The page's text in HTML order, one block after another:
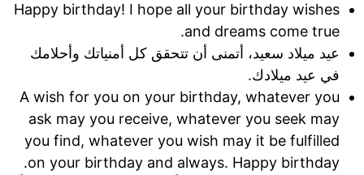
Happy birthday! I hope all your birthday wishes
and dreams come true.
عيد ميلاد سعيد، أتمنى أن تتحقق كل أمنياتك وأحلامك
في عيد ميلادك.
A wish for you on your birthday, whatever you
ask may you receive, whatever you seek may
you find, whatever you wish may it be fulfilled
on your birthday and always. Happy birthday.